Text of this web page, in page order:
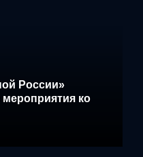
России»
мероприятия ко